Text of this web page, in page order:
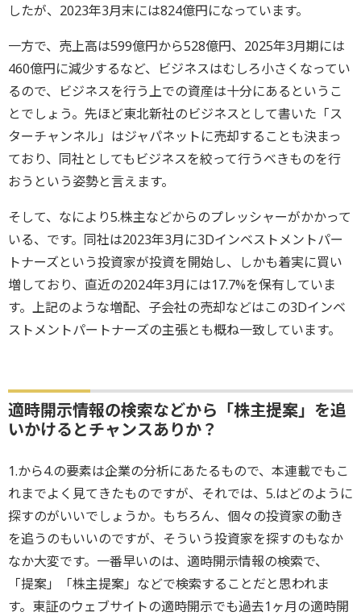
したが、2023年3月末には824億円になっています。
一方で、売上高は599億円から528億円、2025年3月期には
460億円に減少するなど、ビジネスはむしろ小さくなってい
るので、ビジネスを行う上での資産は十分にあるというこ
とでしょう。先ほど東北新社のビジネスとして書いた「ス
ターチャンネル」はジャパネットに売却することも決まっ
ており、同社としてもビジネスを絞って行うべきものを行
おうという姿勢と言えます。
そして、なにより5.株主などからのプレッシャーがかかって
いる、です。同社は2023年3月に3Dインベストメントパー
トナーズという投資家が投資を開始し、しかも着実に買い
増しており、直近の2024年3月には17.7%を保有していま
す。上記のような増配、子会社の売却などはこの3Dインベ
ストメントパートナーズの主張とも概ね一致しています。
適時開示情報の検索などから「株主提案」を追
いかけるとチャンスありか？
1.から4.の要素は企業の分析にあたるもので、本連載でもこ
れまでよく見てきたものですが、それでは、5.はどのように
探すのがいいでしょうか。もちろん、個々の投資家の動き
を追うのもいいのですが、そういう投資家を探すのもなか
なか大変です。一番早いのは、適時開示情報の検索で、
「提案」「株主提案」などで検索することだと思われま
す。東証のウェブサイトの適時開示でも過去1ヶ月の適時開